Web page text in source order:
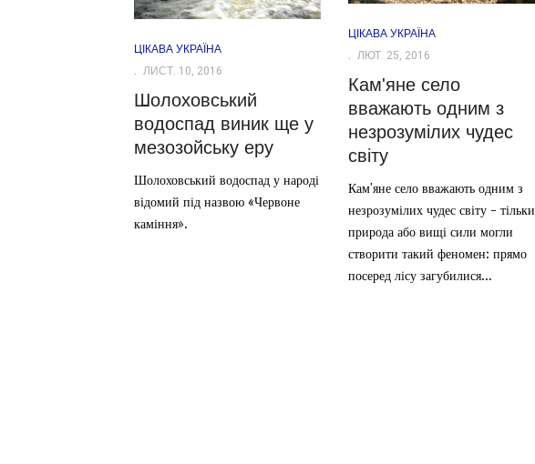
ЦІКАВА УКРАЇНА
ЛИСТ. 10, 2016
Шолоховський
водоспад виник ще у
мезозойську еру
Шолоховський водоспад у народі
відомий під назвою «Червоне
каміння».
ЦІКАВА УКРАЇНА
ЛЮТ. 25, 2016
Кам'яне село
вважають одним з
незрозумілих чудес
світу
Кам'яне село вважають одним з
незрозумілих чудес світу - тільки
природа або вищі сили могли
створити такий феномен: прямо
посеред лісу загубилися...